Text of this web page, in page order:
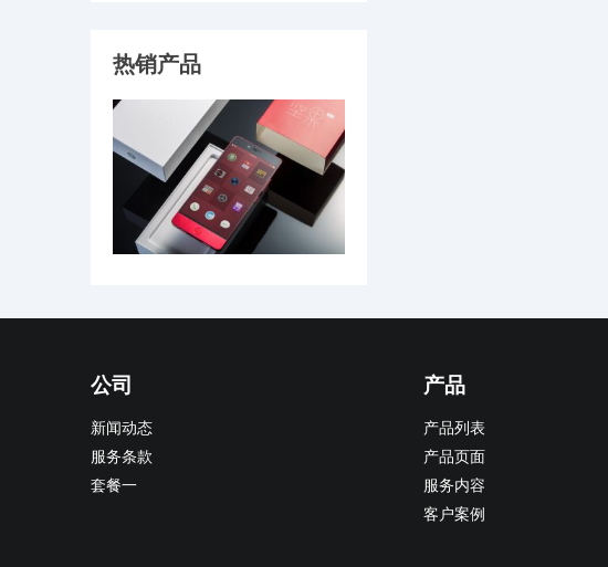
热销产品
公司
新闻动态
服务条款
套餐一
产品
产品列表
产品页面
服务内容
客户案例